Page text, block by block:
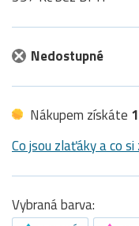
Nedostupné
Nákupem získáte
Co jsou zlaťáky a co
Vybraná barva: